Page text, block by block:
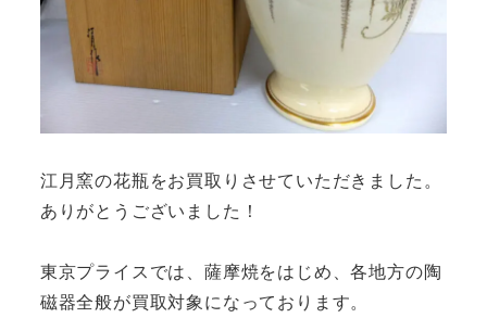
江月窯の花瓶をお買取りさせていただきました。
ありがとうございました！
東京プライスでは、薩摩焼をはじめ、各地方の陶
磁器全般が買取対象になっております。